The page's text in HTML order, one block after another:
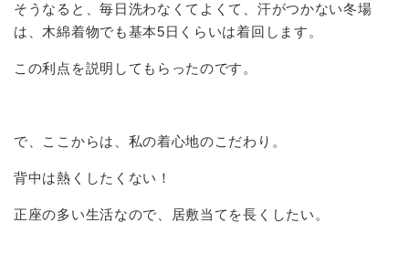
そうなると、毎日洗わなくてよくて、汗がつかない冬場
は、木綿着物でも基本5日くらいは着回します。
この利点を説明してもらったのです。
で、ここからは、私の着心地のこだわり。
背中は熱くしたくない！
正座の多い生活なので、居敷当てを長くしたい。